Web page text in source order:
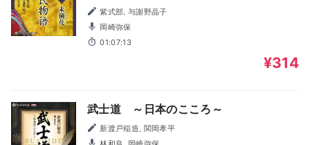
紫式部, 与謝野晶子
岡崎弥保
01:07:13
¥314
武士道 ～日本のこころ～
新渡戸稲造, 関岡孝平